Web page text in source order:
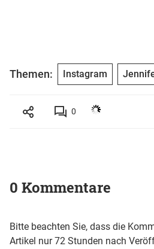
Themen: Instagram
0
0 Kommentare
Bitte beachten Sie, dass die
Artikel nur 72 Stunden nach